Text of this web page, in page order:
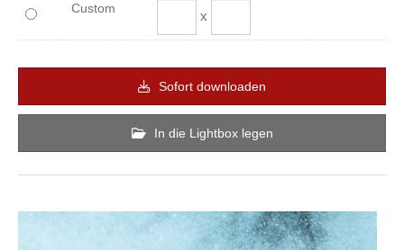
Custom x
Sofort downloaden
In die Lightbox legen